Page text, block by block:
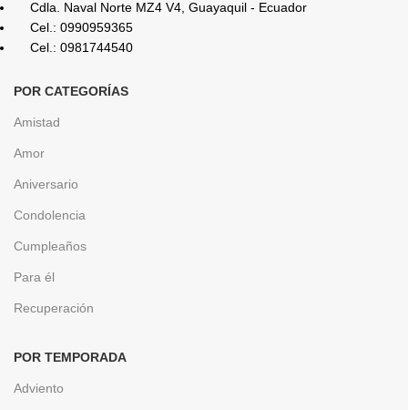
Cdla. Naval Norte MZ4 V4, Guayaquil - Ecuador
Cel.: 0990959365
Cel.: 0981744540
POR CATEGORÍAS
Amistad
Amor
Aniversario
Condolencia
Cumpleaños
Para él
Recuperación
POR TEMPORADA
Adviento